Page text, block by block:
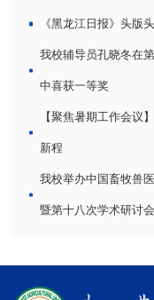
《黑龙江日报》头版
我校辅导员孔晓冬在
中喜获一等奖
【聚焦暑期工作会议
新程
我校举办中国畜牧兽
暨第十八次学术研讨会